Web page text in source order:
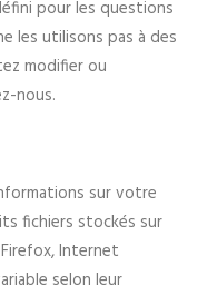
pour les questions
les utilisons pas à des
modifier ou
nous.
sur votre
fichiers stockés sur
Internet
selon leur